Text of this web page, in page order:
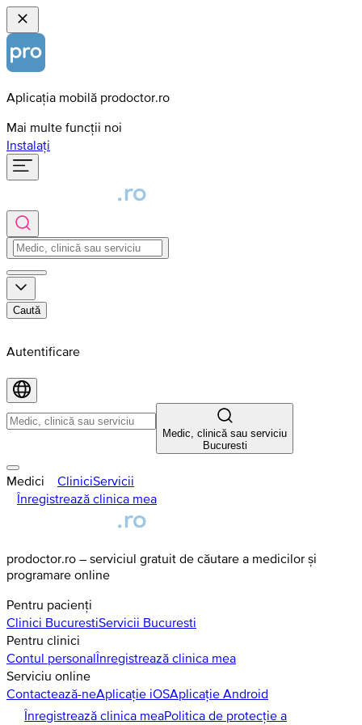
Aplicația mobilă prodoctor.ro
Mai multe funcții noi
Instalați
Caută
Autentificare
Medic, clinică sau serviciu
Bucuresti
Medici CliniciServicii
Înregistrează clinica mea
prodoctor.ro – serviciul gratuit de căutare a medicilor și
programare online
Pentru pacienți
Clinici BucurestiServicii Bucuresti
Pentru clinici
Contul personalÎnregistrează clinica mea
Serviciu online
Contactează-neAplicație iOSAplicație Android
Înregistrează clinica meaPolitica de protecție a